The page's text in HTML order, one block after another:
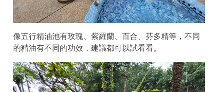
像五行精油池有玫瑰、紫羅蘭、百合、芬多精等，不同
的精油有不同的功效，建議都可以試看看。